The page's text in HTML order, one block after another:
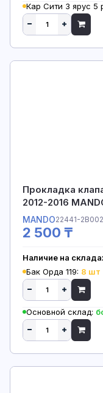
Кар Сити 3 ярус 5
Прокладка
2012-2016
MANDO22441-2B002
2 500 ₸
Наличие на
Бак Орда 119: 8 шт
Основной склад: